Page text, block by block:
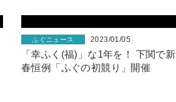
ふぐニュース 2023/01/05
「幸ふく(福)」な1年を！ 下関で新
春恒例「ふぐの初競り」開催